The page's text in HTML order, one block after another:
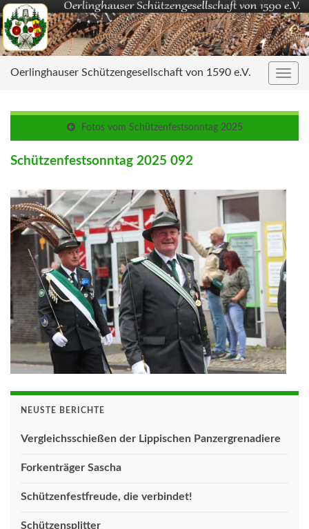
Oerlinghauser Schützengesellschaft von 1590 e.V.
Fotos vom Schützenfestsonntag 2025
Schützenfestsonntag 2025 092
NEUSTE BERICHTE
Vergleichsschießen der Lippischen Panzergrenadiere
Forkenträger Sascha
Schützenfestfreude, die verbindet!
Schützensplitter